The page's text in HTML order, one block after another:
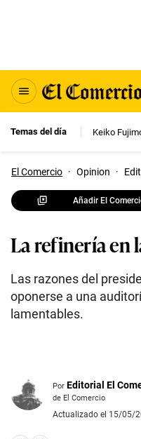
Temas del día Keiko
El Comercio · Opinion ·
Añadir El
La refinería en
Las razones del
oponerse a una
lamentables.
Por Editorial El
de El Comercio
Actualizado el 15/05/